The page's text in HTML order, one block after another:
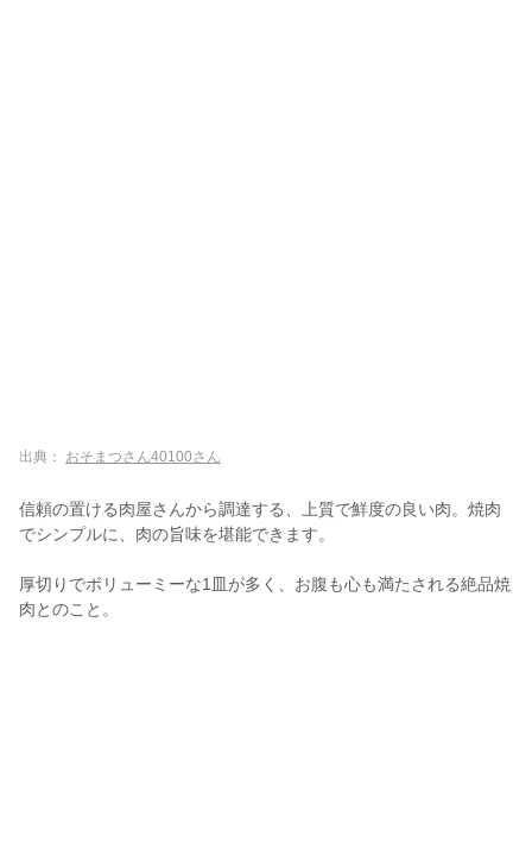
出典： おそまつさん40100さん
信頼の置ける肉屋さんから調達する、上質で鮮度の良い肉。焼肉
でシンプルに、肉の旨味を堪能できます。
厚切りでボリューミーな1皿が多く、お腹も心も満たされる絶品焼
肉とのこと。